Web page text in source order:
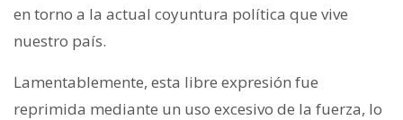
en torno a la actual coyuntura política que vive
nuestro país.
Lamentablemente, esta libre expresión fue
reprimida mediante un uso excesivo de la fuerza, lo